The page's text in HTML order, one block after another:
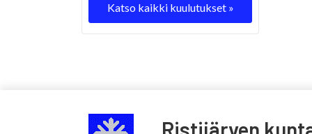
Katso kaikki kuulutukset »